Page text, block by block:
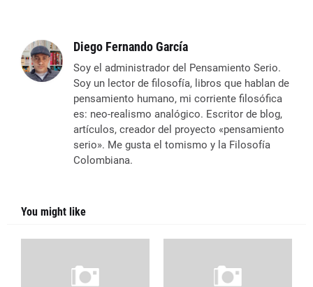
Diego Fernando García
Soy el administrador del Pensamiento Serio.
Soy un lector de filosofía, libros que hablan de
pensamiento humano, mi corriente filosófica
es: neo-realismo analógico. Escritor de blog,
artículos, creador del proyecto «pensamiento
serio». Me gusta el tomismo y la Filosofía
Colombiana.
You might like